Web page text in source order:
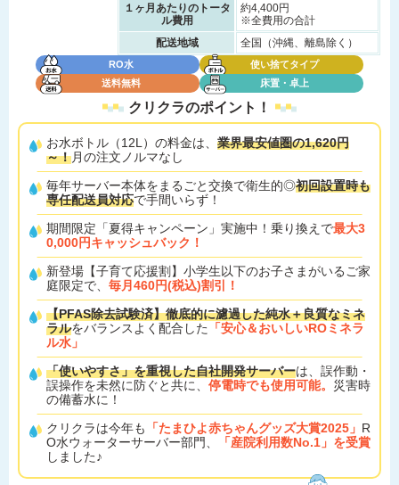
RO水
使い捨てタイプ
送料無料
床置・卓上
１ヶ月あたりのトータ
ル費用
約4,400円
※全費用の合計
配送地域
全国（沖縄、離島除く）
クリクラのポイント！
お水ボトル（12L）の料金は、 業界最安値圏の1,620円
～！ 月の注文ノルマなし
毎年サーバー本体をまるごと交換で衛生的◎初回設置時も
専任配送員対応で手間いらず！
期間限定「夏得キャンペーン」実施中！乗り換えで最大3
0,000円キャッシュバック！
新登場【子育て応援割】小学生以下のお子さまがいるご家
庭限定で、 毎月460円(税込)割引！
【PFAS除去試験済】徹底的に濾過した純水＋良質なミネ
ラルをバランスよく配合した
「安心＆おいしいROミネラ
ル水」
「使いやすさ」を重視した自社開発サーバーは、誤作動・
誤操作を未然に防ぐと共に、 停電時でも使用可能。 災害時
の備蓄水に！
クリクラは今年も 「たまひよ赤ちゃんグッズ大賞2025」 R
O水ウォーターサーバー部門、
「産院利用数No.1」を受賞
しました♪